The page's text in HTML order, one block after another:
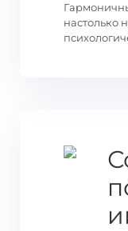
настолько